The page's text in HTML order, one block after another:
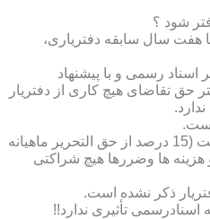
شود ؟
هفت سال سابقه دفتریاری،
اسناد رسمی و با پیشنهاد
تقاضای هیچ کاری از دفتریار
دفتریار فقط در درآمد شریک است (15 درصد از حق التحریر ماهیانه
هزینه ها وضررها هیچ شراکتی
ذکر نشده است.
اسنادرسمی تأثیری ندارد!!